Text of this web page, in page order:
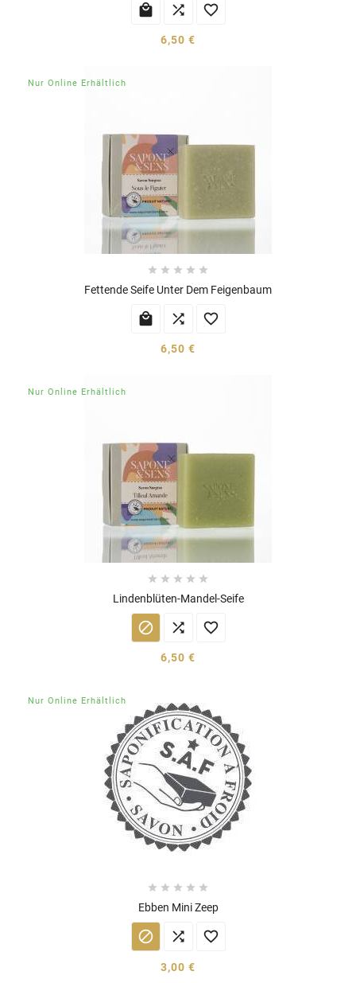
  
6,50 €
Nur Online Erhältlich
    
Fettende Seife Unter Dem Feigenbaum
  
6,50 €
Nur Online Erhältlich
    
Lindenblüten-Mandel-Seife
  
6,50 €
Nur Online Erhältlich
    
Ebben Mini Zeep
  
3,00 €